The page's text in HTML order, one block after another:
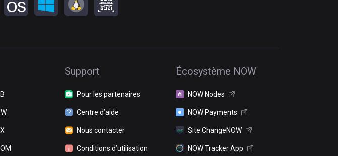
Support
Pour les partenaires
Centre d’aide
Nous contacter
Conditions d’utilisation
Écosystème NOW
NOW Nodes
NOW Payments
Site ChangeNOW
NOW Tracker App